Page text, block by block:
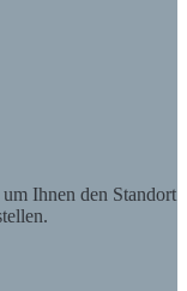
Ihnen den Standort